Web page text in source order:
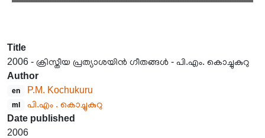
Title
2006 - ക്രിസ്തീയ പ്രത്യാശയിൻ ഗീതങ്ങൾ - പി.എം. കൊച്ചുകുറു
Author
en P.M. Kochukuru
ml
പി.എം . കൊച്ചുകുറു
Date published
2006